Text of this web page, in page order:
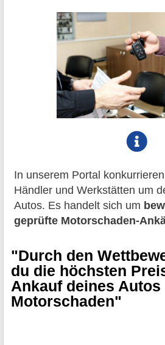
In unserem Portal
Händler und Werkstätten um
Autos. Es handelt sich um
geprüfte Motorschaden-
"Durch den
du die höchsten
Ankauf deines Autos
Motorschaden"